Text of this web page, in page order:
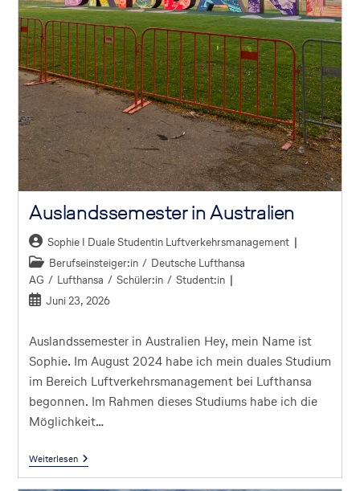
Auslandssemester in Australien
Sophie I Duale Studentin Luftverkehrsmanagement
Berufseinsteiger:in / Deutsche Lufthansa
AG / Lufthansa / Schüler:in / Student:in
Juni 23, 2026
Auslandssemester in Australien Hey, mein Name ist
Sophie. Im August 2024 habe ich mein duales Studium
im Bereich Luftverkehrsmanagement bei Lufthansa
begonnen. Im Rahmen dieses Studiums habe ich die
Möglichkeit…
Weiterlesen